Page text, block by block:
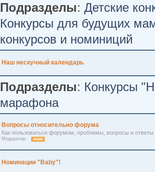
Подразделы: Детские
Конкурсы для будущих
конкурсов и номиниций
Наш нескучный календарь
Подразделы: Конкурсы
марафона
Вопросы относительно форума
Как пользоваться форумом, проблемы, вопросы и ответы
Модератор: Amok
Номинации "Baby"!